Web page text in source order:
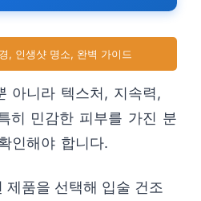
, 인생샷 명소, 완벽 가이드
아니라 텍스처, 지속력,
히 민감한 피부를 가진 분
인해야 합니다.
제품을 선택해 입술 건조